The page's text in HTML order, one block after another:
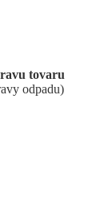
tovaru
odpadu)